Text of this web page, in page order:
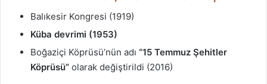
Balıkesir Kongresi (1919)
Küba devrimi (1953)
Boğaziçi Köprüsü’nün adı “15 Temmuz Şehitler
Köprüsü” olarak değiştirildi (2016)